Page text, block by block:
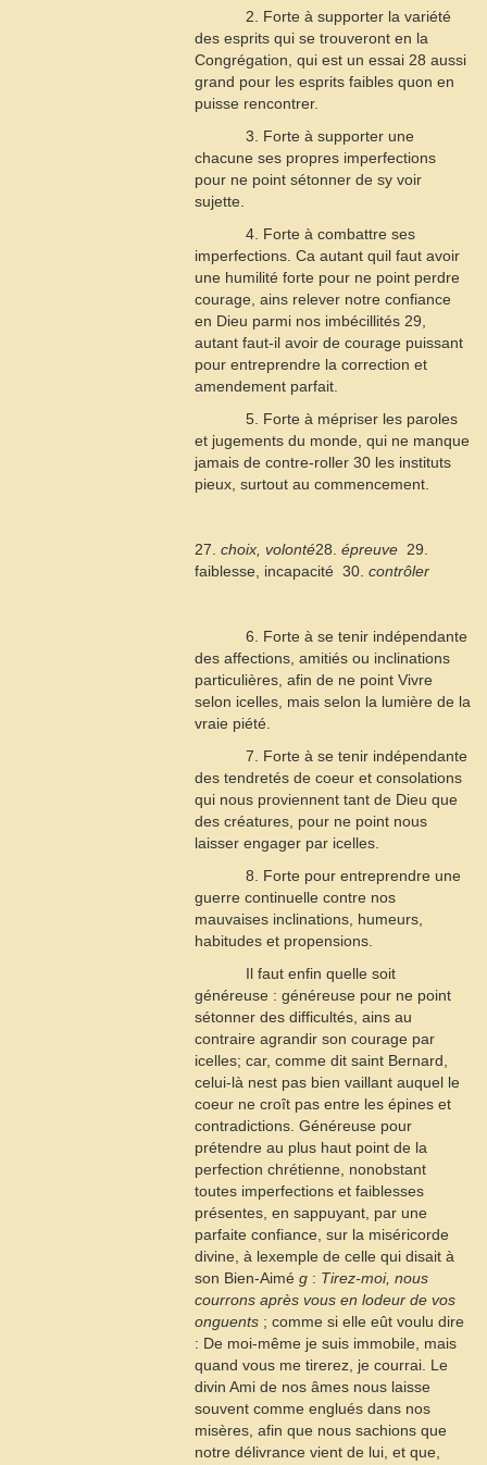
2. Forte à supporter la variété
des esprits qui se trouveront en la
Congrégation, qui est un essai 28 aussi
grand pour les esprits faibles quon en
puisse rencontrer.
3. Forte à supporter une
chacune ses propres imperfections
pour ne point sétonner de sy voir
sujette.
4. Forte à combattre ses
imperfections. Ca autant quil faut avoir
une humilité forte pour ne point perdre
courage, ains relever notre confiance
en Dieu parmi nos imbécillités 29
autant faut-il avoir de courage puissant
pour entreprendre la correction et
amendement parfait.
5. Forte à mépriser les paroles
et jugements du monde, qui ne manque
jamais de contre-roller 30 les instituts
pieux, surtout au commencement.
27. choix, volonté28. épreuve  29.
faiblesse, incapacité  30. contrôler
6. Forte à se tenir indépendante
des affections, amitiés ou inclinations
particulières, afin de ne point Vivre
selon icelles, mais selon la lumière de la
vraie piété.
7. Forte à se tenir indépendante
des tendretés de coeur et consolations
qui nous proviennent tant de Dieu que
des créatures, pour ne point nous
laisser engager par icelles.
8. Forte pour entreprendre une
guerre continuelle contre nos
mauvaises inclinations, humeurs,
habitudes et propensions.
Il faut enfin quelle soit
généreuse : généreuse pour ne point
sétonner des difficultés, ains au
contraire agrandir son courage par
icelles; car, comme dit saint Bernard,
celui-là nest pas bien vaillant auquel le
coeur ne croît pas entre les épines et
contradictions. Généreuse pour
prétendre au plus haut point de la
perfection chrétienne, nonobstant
toutes imperfections et faiblesses
présentes, en sappuyant, par une
parfaite confiance, sur la miséricorde
divine, à lexemple de celle qui disait à
son Bien-Aimé g : Tirez-moi, nous
courrons après vous en lodeur de vos
onguents ; comme si elle eût voulu dire
: De moi-même je suis immobile, mais
quand vous me tirerez, je courrai. Le
divin Ami de nos âmes nous laisse
souvent comme englués dans nos
misères, afin que nous sachions que
notre délivrance vient de lui, et que,